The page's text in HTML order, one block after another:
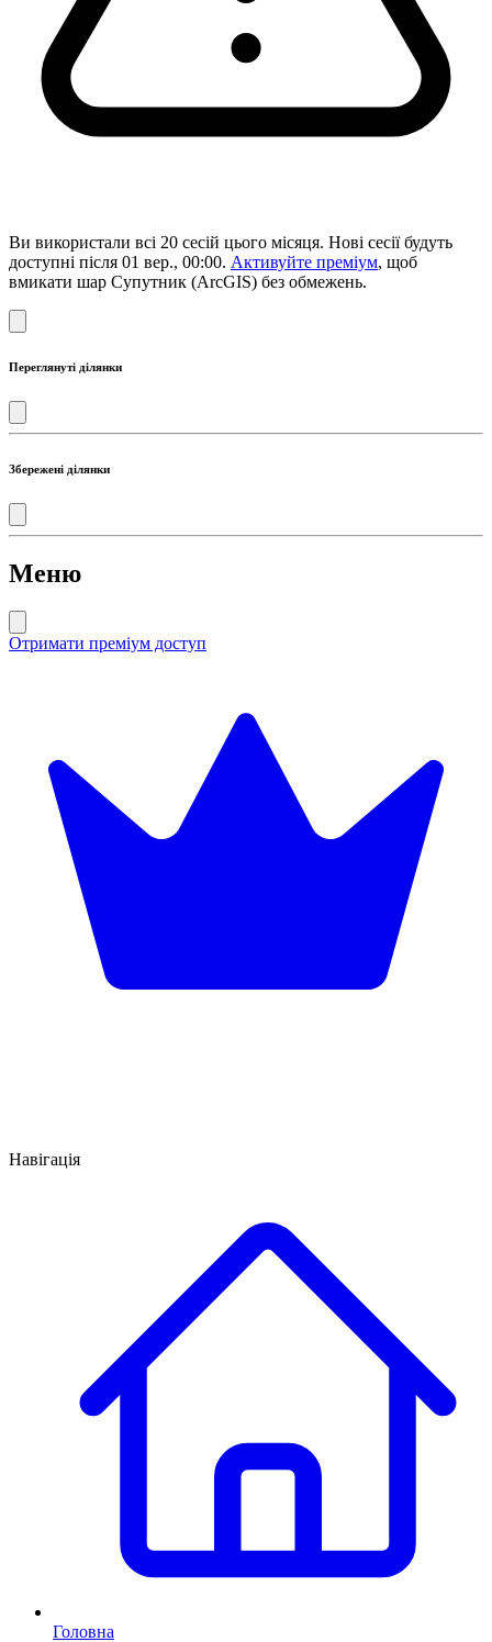
Ви використали всі 20 сесій цього місяця. Нові сесії будуть
доступні після 01 вер., 00:00. Активуйте преміум, щоб
вмикати шар Супутник (ArcGIS) без обмежень.
Переглянуті ділянки
Збережені ділянки
Меню
Отримати преміум доступ
Навігація
Головна